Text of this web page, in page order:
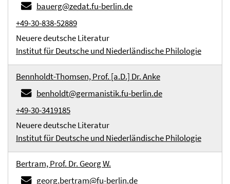
bauerg@zedat.fu-berlin.de
+49-30-838-52889
Neuere deutsche Literatur
Institut für Deutsche und Niederländische Philologie
Bennholdt-Thomsen, Prof. [a.D.] Dr. Anke
benholdt@germanistik.fu-berlin.de
+49-30-3419185
Neuere deutsche Literatur
Institut für Deutsche und Niederländische Philologie
Bertram, Prof. Dr. Georg W.
georg.bertram@fu-berlin.de